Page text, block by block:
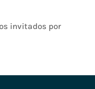
invitados por